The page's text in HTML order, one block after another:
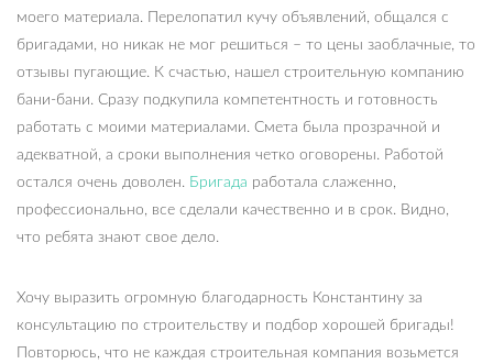
моего материала. Перелопатил кучу объявлений, общался с
бригадами, но никак не мог решиться – то цены заоблачные, то
отзывы пугающие. К счастью, нашел строительную компанию
бани-бани. Сразу подкупила компетентность и готовность
работать с моими материалами. Смета была прозрачной и
адекватной, а сроки выполнения четко оговорены. Работой
остался очень доволен. Бригада работала слаженно,
профессионально, все сделали качественно и в срок. Видно,
что ребята знают свое дело.
Хочу выразить огромную благодарность Константину за
консультацию по строительству и подбор хорошей бригады!
Повторюсь, что не каждая строительная компания возьмется